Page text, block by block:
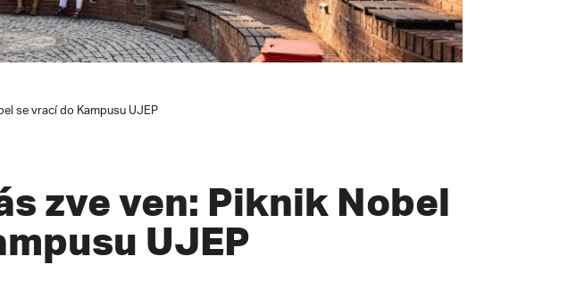
se vrací do Kampusu UJEP
zve ven: Piknik Nobel
UJEP